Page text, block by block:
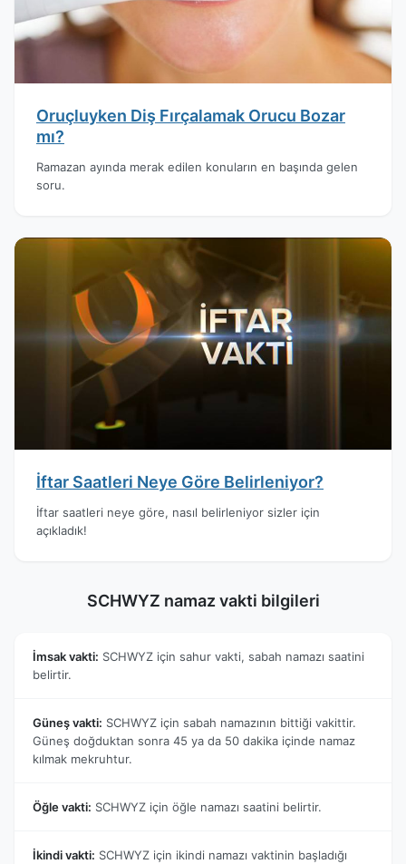
Oruçluyken Diş Fırçalamak Orucu Bozar
mı?
Ramazan ayında merak edilen konuların en başında gelen
soru.
İftar Saatleri Neye Göre Belirleniyor?
İftar saatleri neye göre, nasıl belirleniyor sizler için
açıkladık!
SCHWYZ namaz vakti bilgileri
İmsak vakti: SCHWYZ için sahur vakti, sabah namazı saatini
belirtir.
Güneş vakti: SCHWYZ için sabah namazının bittiği vakittir.
Güneş doğduktan sonra 45 ya da 50 dakika içinde namaz
kılmak mekruhtur.
Öğle vakti: SCHWYZ için öğle namazı saatini belirtir.
İkindi vakti: SCHWYZ için ikindi namazı vaktinin başladığı